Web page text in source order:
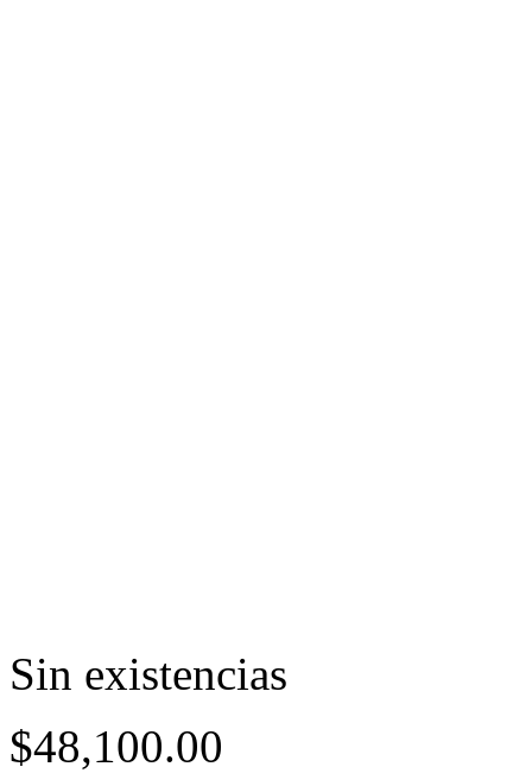
Sin existencias
$48,100.00